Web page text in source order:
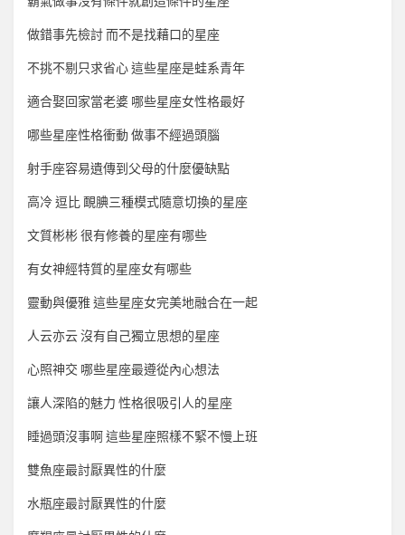
做錯事先檢討 而不是找藉口的星座
不挑不剔只求省心 這些星座是蛙系青年
適合娶回家當老婆 哪些星座女性格最好
哪些星座性格衝動 做事不經過頭腦
射手座容易遺傳到父母的什麼優缺點
高冷 逗比 靦腆三種模式隨意切換的星座
文質彬彬 很有修養的星座有哪些
有女神經特質的星座女有哪些
靈動與優雅 這些星座女完美地融合在一起
人云亦云 沒有自己獨立思想的星座
心照神交 哪些星座最遵從內心想法
讓人深陷的魅力 性格很吸引人的星座
睡過頭沒事啊 這些星座照樣不緊不慢上班
雙魚座最討厭異性的什麼
水瓶座最討厭異性的什麼